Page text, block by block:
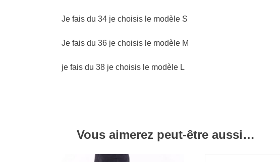
Je fais du 34 je choisis le modèle S
Je fais du 36 je choisis le modèle M
je fais du 38 je choisis le modèle L
Vous aimerez peut-être aussi…